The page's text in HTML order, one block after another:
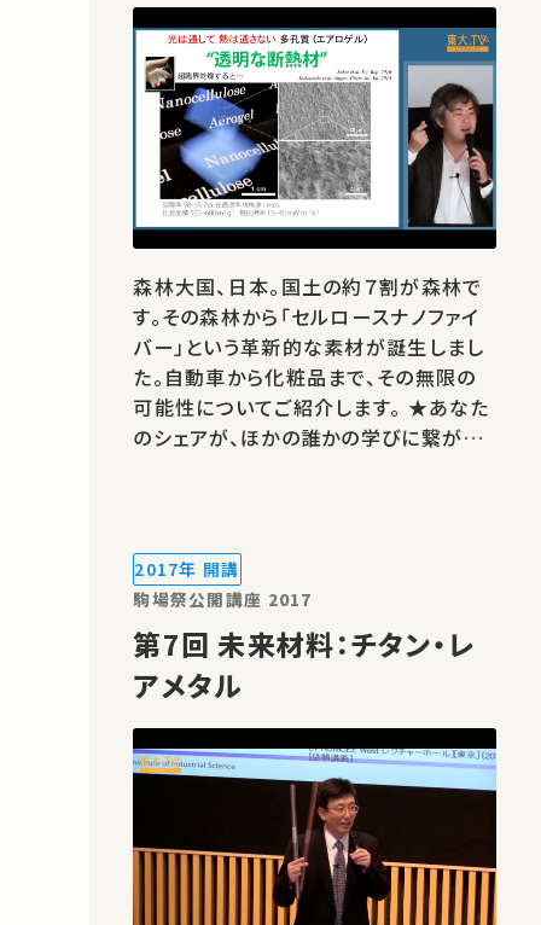
森林大国、日本。国土の約７割が森林で
す。その森林から「セルロースナノファイ
バー」という革新的な素材が誕生しまし
た。自動車から化粧品まで、その無限の
可能性についてご紹介します。 ★あなた
のシェアが、ほかの誰かの学びに繋がる
2017年 開講
駒場祭公開講座 2017
第7回 未来材料：チタン・レ
アメタル